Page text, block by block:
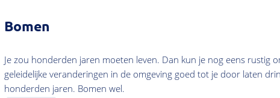
Bomen
Je zou honderden jaren moeten leven. Dan kun je nog eens rustig
geleidelijke veranderingen in de omgeving goed tot je door laten
honderden jaren. Bomen wel.